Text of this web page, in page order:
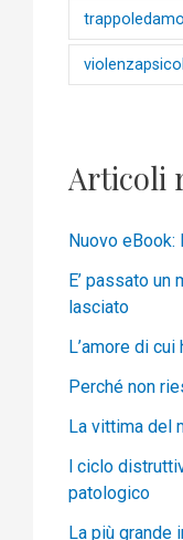
Articoli
Nuovo eBook:
E’ passato un
lasciato
L’amore di
Perché non
La vittima del
l ciclo
patologico
La più grande